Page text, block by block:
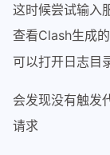
这时候尝试输入
查看Clash生成
可以打开日志目
会发现没有触发
请求